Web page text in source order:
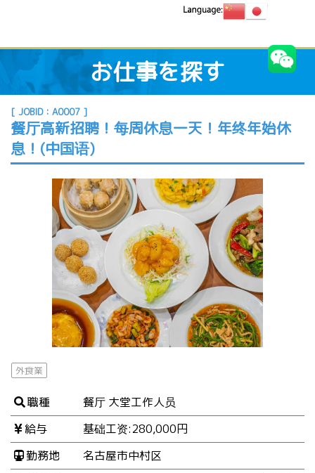
お仕事を探す
[ JOBID：A0007 ]
餐厅高新招聘！每周休息一天！年终年始休
息！(中国语)
外食業
職種
餐厅 大堂工作人员
給与
基础工资:280,000円
勤務地
名古屋市中村区